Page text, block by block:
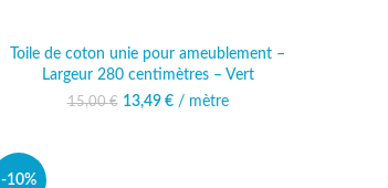
Toile de coton unie pour ameublement –
Largeur 280 centimètres – Vert
15,00€
Le prix initial était :
13,49 € Le prix actuel est :
/ mètre
-10%